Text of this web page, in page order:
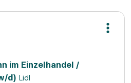
im Einzelhandel /
d) Lidl